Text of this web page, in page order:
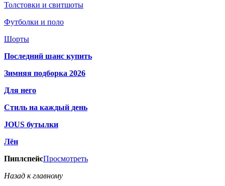
Толстовки и свитшоты
Футболки и поло
Шорты
Последний шанс купить
Зимняя подборка 2026
Для него
Стиль на каждый день
JOUS бутылки
Лён
ПиплспейсПросмотреть
Назад к главному